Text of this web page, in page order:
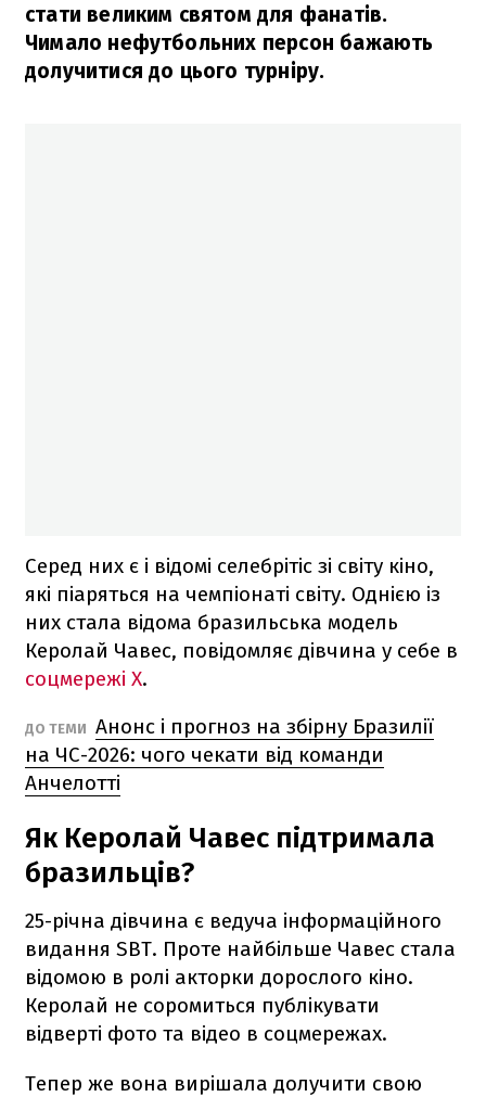
стати великим святом для фанатів.
Чимало нефутбольних персон бажають
долучитися до цього турніру.
Серед них є і відомі селебрітіс зі світу кіно,
які піаряться на чемпіонаті світу. Однією із
них стала відома бразильська модель
Керолай Чавес, повідомляє дівчина у себе в
соцмережі X.
ДО ТЕМИ Анонс і прогноз на збірну Бразилії
на ЧС-2026: чого чекати від команди
Анчелотті
Як Керолай Чавес підтримала
бразильців?
25-річна дівчина є ведуча інформаційного
видання SBT. Проте найбільше Чавес стала
відомою в ролі акторки дорослого кіно.
Керолай не соромиться публікувати
відверті фото та відео в соцмережах.
Тепер же вона вирішала долучити свою